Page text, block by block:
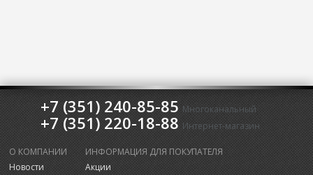
+7 (351) 240-85-85 Многоканальный
+7 (351) 220-18-88 Интернет-магазин
О КОМПАНИИ
Новости
ИНФОРМАЦИЯ ДЛЯ ПОКУПАТЕЛЯ
Акции